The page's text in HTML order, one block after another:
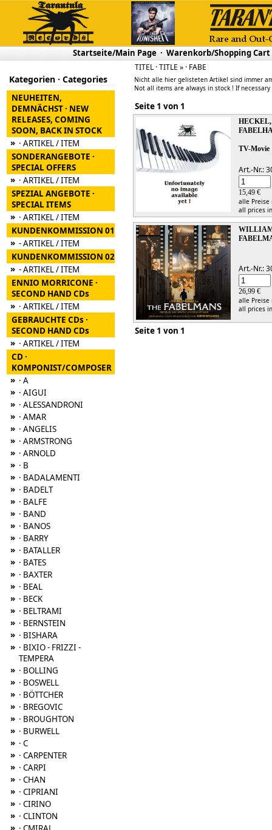
Startseite/Main Page · Warenkorb/Shopping Cart
Kategorien · Categories
NEUHEITEN,
DEMNÄCHST · NEW
RELEASES, COMING
SOON, BACK IN STOCK
» · ARTIKEL / ITEM
SONDERANGEBOTE ·
SPECIAL OFFERS
» · ARTIKEL / ITEM
SPEZIAL ANGEBOTE ·
SPECIAL ITEMS
» · ARTIKEL / ITEM
KUNDENKOMMISSION 01
» - ARTIKEL / ITEM
KUNDENKOMMISSION 02
» - ARTIKEL / ITEM
ENNIO MORRICONE ·
SECOND HAND CDs
» · ARTIKEL / ITEM
GEBRAUCHTE CDs ·
SECOND HAND CDs
» · ARTIKEL / ITEM
CD ·
KOMPONIST/COMPOSER
» · A
» · AIGUI
» · ALESSANDRONI
» · AMAR
» · ANGELIS
» · ARMSTRONG
» · ARNOLD
» · B
» · BADALAMENTI
» · BADELT
» · BALFE
» · BAND
» · BANOS
» · BARRY
» · BATALLER
» · BATES
» · BAXTER
» · BEAL
» · BECK
» · BELTRAMI
» · BERNSTEIN
» · BISHARA
» · BIXIO - FRIZZI -
TEMPERA
» · BOLLING
» · BOSWELL
» · BÖTTCHER
» · BREGOVIC
» · BROUGHTON
» · BURWELL
» · C
» · CARPENTER
» · CARPI
» · CHAN
» · CIPRIANI
» · CIRINO
» · CLINTON
»
TITEL · TITLE » · FABE
Nicht alle hier gelisteten Artikel sind immer
Not all items are always in stock ! If
Seite 1 von 1
TV-Movie
Art.-Nr.:
15,49 €
alle
all prices
Art.-Nr.:
26,99 €
alle
all prices
Seite 1 von 1